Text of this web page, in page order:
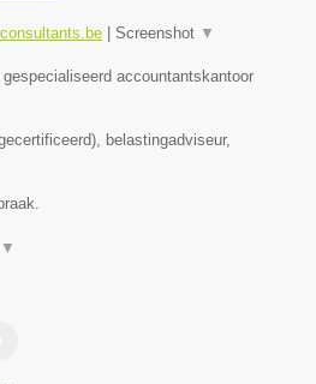
| Screenshot ▼
accountantskantoor
belastingadviseur,
▼